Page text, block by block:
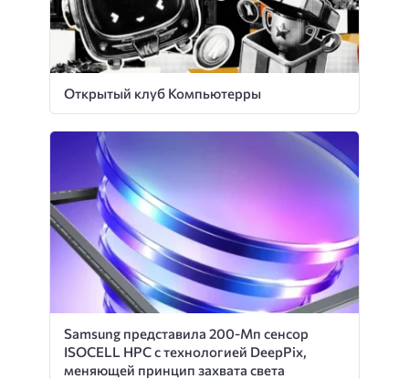
Открытый клуб Компьютерры
Samsung представила 200-Мп сенсор
ISOCELL HPC с технологией DeepPix,
меняющей принцип захвата света